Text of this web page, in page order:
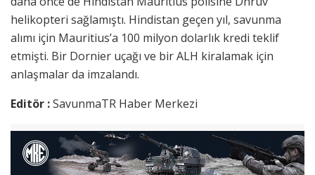
helikopteri sağlamıştı. Hindistan geçen yıl, savunma
alımı için Mauritius’a 100 milyon dolarlık kredi teklif
etmişti. Bir Dornier uçağı ve bir ALH kiralamak için
anlaşmalar da imzalandı.
Editör :SavunmaTR Haber Merkezi